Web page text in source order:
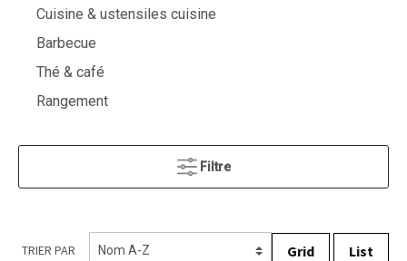
Cuisine & ustensiles cuisine
Barbecue
Thé & café
Rangement
Filtre
TRIER PAR Grid List